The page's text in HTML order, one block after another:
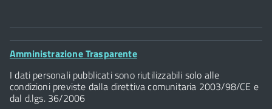
Comune di Firenze
Palazzo Vecchio
Piazza della Signoria - 50122, Firenze
P.IVA 01307110484
Footer
Amministrazione Trasparente
I dati personali pubblicati sono riutilizzabili solo alle
condizioni previste dalla direttiva comunitaria 2003/98/CE e
dal d.lgs. 36/2006